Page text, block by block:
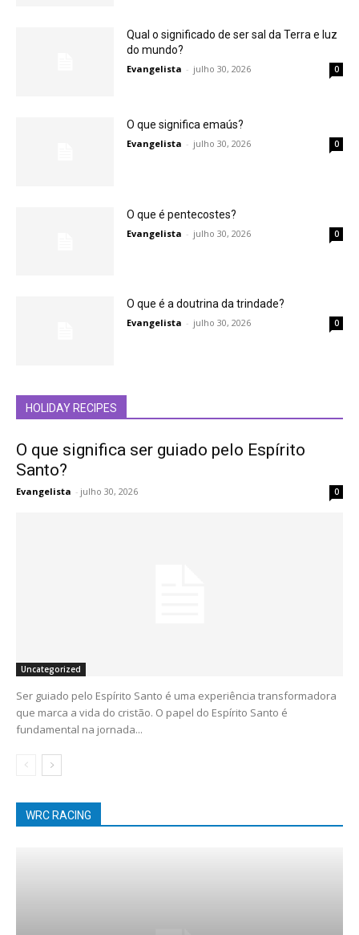
Qual o significado de ser sal da Terra e luz
do mundo?
Evangelista - julho 30, 2026 0
O que significa emaús?
Evangelista - julho 30, 2026 0
O que é pentecostes?
Evangelista - julho 30, 2026 0
O que é a doutrina da trindade?
Evangelista - julho 30, 2026 0
HOLIDAY RECIPES
O que significa ser guiado pelo Espírito
Santo?
Evangelista - julho 30, 2026 0
Uncategorized
Ser guiado pelo Espírito Santo é uma experiência transformadora
que marca a vida do cristão. O papel do Espírito Santo é
fundamental na jornada...
WRC RACING